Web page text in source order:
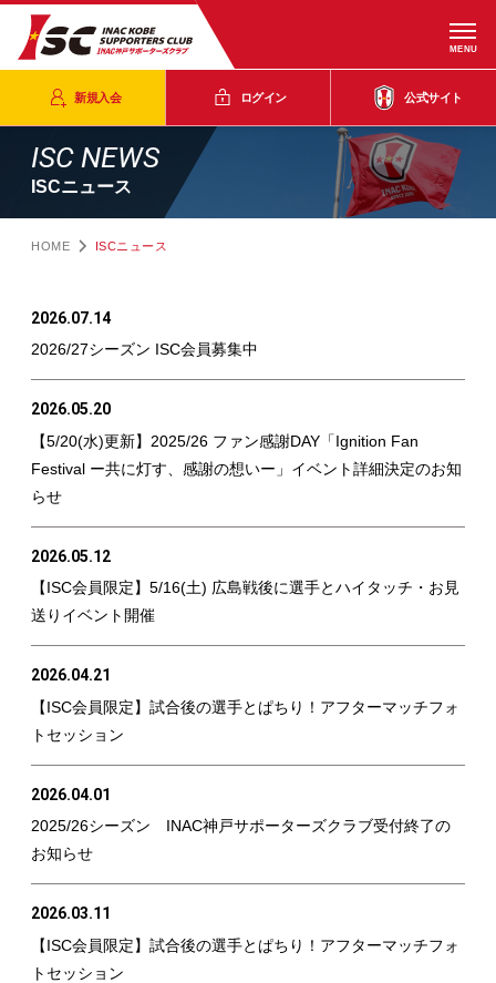
MENU
新規入会 ログイン 公式サイト
ISC NEWS
ISCニュース
HOME ISCニュース
2026.07.14
2026/27シーズン ISC会員募集中
2026.05.20
【5/20(水)更新】2025/26 ファン感謝DAY「Ignition Fan
Festival ー共に灯す、感謝の想いー」イベント詳細決定のお知
らせ
2026.05.12
【ISC会員限定】5/16(土) 広島戦後に選手とハイタッチ・お見
送りイベント開催
2026.04.21
【ISC会員限定】試合後の選手とぱちり！アフターマッチフォ
トセッション
2026.04.01
2025/26シーズン INAC神戸サポーターズクラブ受付終了の
お知らせ
2026.03.11
【ISC会員限定】試合後の選手とぱちり！アフターマッチフォ
トセッション